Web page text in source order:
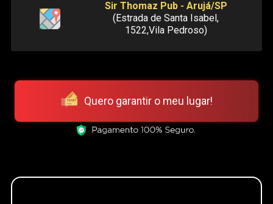
Sir Thomaz Pub - Arujá/SP
(Estrada de Santa Isabel,
1522,Vila Pedroso)
Quero garantir o meu lugar!